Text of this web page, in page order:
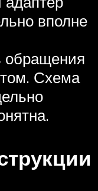
вполне
обращения
Схема